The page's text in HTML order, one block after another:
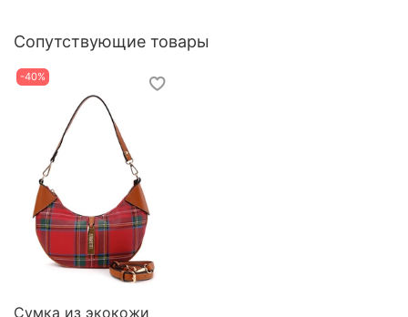
Сопутствующие товары
-40%
Сумка из экокожи